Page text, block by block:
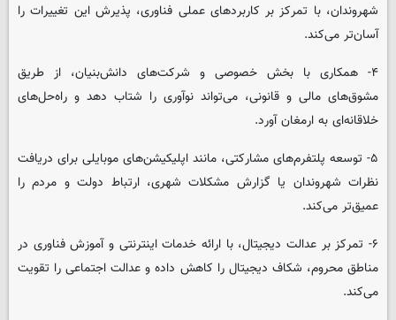
شهروندان، با تمرکز بر کاربردهای عملی فناوری، پذیرش این تغییرات را
آسان‌تر می‌کند.
۴- همکاری با بخش خصوصی و شرکت‌های دانش‌بنیان، از طریق
مشوق‌های مالی و قانونی، می‌تواند نوآوری را شتاب دهد و راه‌حل‌های
خلاقانه‌ای به ارمغان آورد.
۵- توسعه پلتفرم‌های مشارکتی، مانند اپلیکیشن‌های موبایلی برای دریافت
نظرات شهروندان یا گزارش مشکلات شهری، ارتباط دولت و مردم را
عمیق‌تر می‌کند.
۶- تمرکز بر عدالت دیجیتال، با ارائه خدمات اینترنتی و آموزش فناوری در
مناطق محروم، شکاف دیجیتال را کاهش داده و عدالت اجتماعی را تقویت
می‌کند.